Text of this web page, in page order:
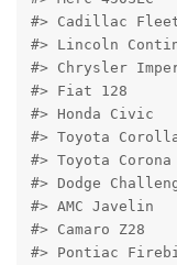
#> Cadillac
#> Lincoln
#> Chrysler
#> Fiat 128
#> Honda Civic
#> Toyota
#> Toyota
#> Dodge
#> AMC Javelin
#> Camaro Z28
#> Pontiac